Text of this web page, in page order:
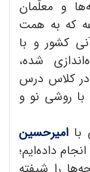
و معلّمان
که به همت
کشور و با
شده،
در کلاس درس
روشی نو و
امیرحسین
داده‌ایم؛